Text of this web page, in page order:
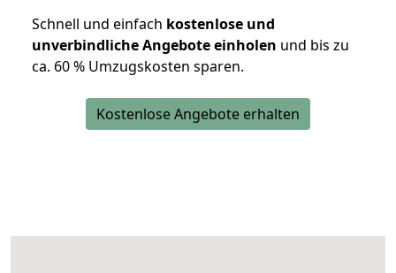
Schnell und einfach kostenlose und
unverbindliche Angebote einholen und bis zu
ca. 60 % Umzugskosten sparen.
Kostenlose Angebote erhalten